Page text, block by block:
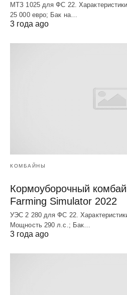
МТЗ 1025 для ФС 22.
25 000 евро; Бак на…
3 года ago
КОМБАЙНЫ
Кормоуборочный
Farming Simulator 2022
УЭC 2 280 для ФС 22.
Мощность 290 л.с.; Бак…
3 года ago